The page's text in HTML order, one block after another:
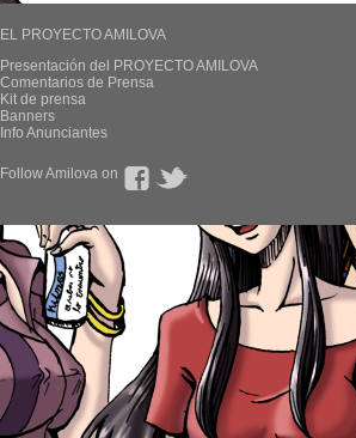
EL PROYECTO AMILOVA
Presentación del PROYECTO AMILOVA
Comentarios de Prensa
Kit de prensa
Banners
Info Anunciantes
Follow Amilova on